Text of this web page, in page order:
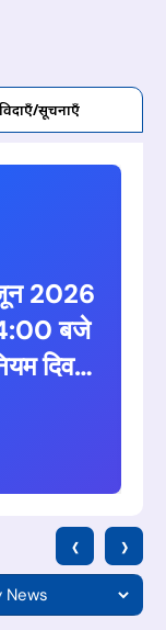
सूचनाएँ
जून 2026
बजे
दिवस
‹ ›
वेबसाइटों पर